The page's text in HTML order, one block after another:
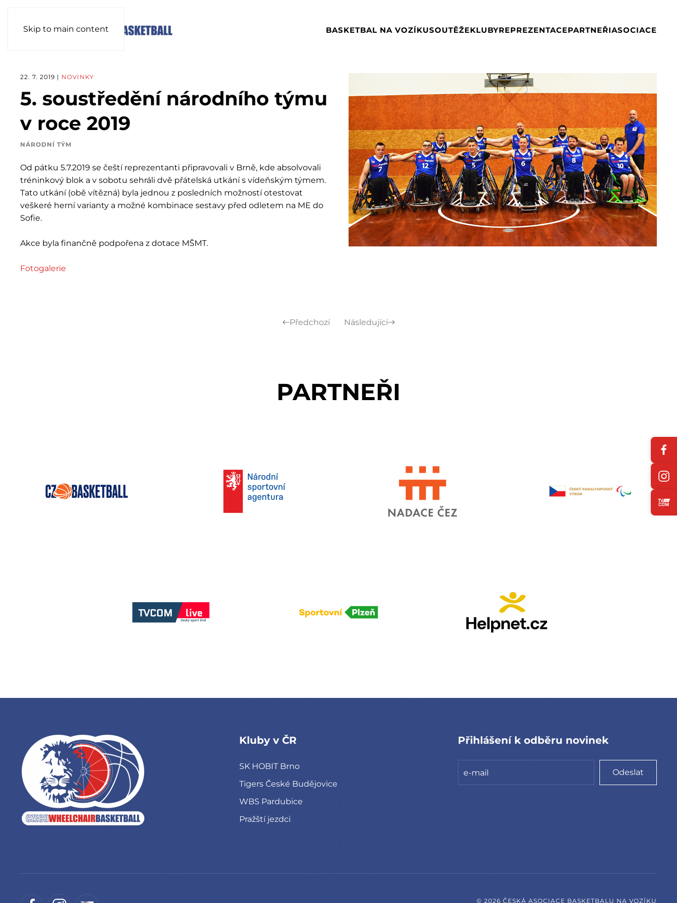
Skip to main content BASKETBAL NA VOZÍKUSOUTĚŽEKLUBYREPREZENTACEPARTNEŘIASOCIACE
22. 7. 2019 | NOVINKY
5. soustředění národního týmu
v roce 2019
NÁRODNÍ TÝM
Od pátku 5.7.2019 se čeští reprezentanti připravovali v Brně, kde absolvovali
tréninkový blok a v sobotu sehráli dvě přátelská utkání s vídeňským týmem.
Tato utkání (obě vítězná) byla jednou z posledních možností otestovat
veškeré herní varianty a možné kombinace sestavy před odletem na ME do
Sofie.
Akce byla finančně podpořena z dotace MŠMT.
Fotogalerie
Předchozí Následující
PARTNEŘI
Kluby v ČR
SK HOBIT Brno
Tigers České Budějovice
WBS Pardubice
Pražští jezdci
Přihlášení k odběru novinek
Odeslat
© 2026 ČESKÁ ASOCIACE BASKETBALU NA VOZÍKU